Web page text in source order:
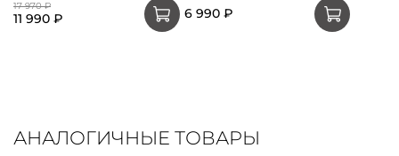
17 970 ₽
11 990 ₽
6 990 ₽
АНАЛОГИЧНЫЕ ТОВАРЫ